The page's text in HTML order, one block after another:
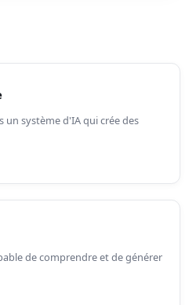
un système d'IA qui crée des
de comprendre et de générer